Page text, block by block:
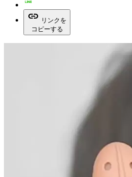
link リンクを
コピーする